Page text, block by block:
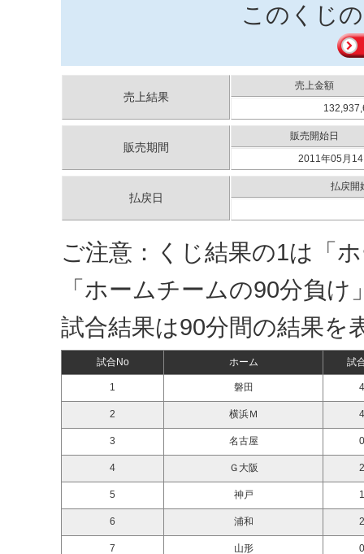
このくじ
売上結果
売上金額
販売期間
販売開始日
2011年05月
払戻日
払戻開
ご注意：くじ結果の1は「
「ホームチームの90分負
試合結果は90分間の結果を
試合No ホーム 試
1 磐田
2 横浜Ｍ
3 名古屋
4 Ｇ大阪
5 神戸
6 浦和
7 山形